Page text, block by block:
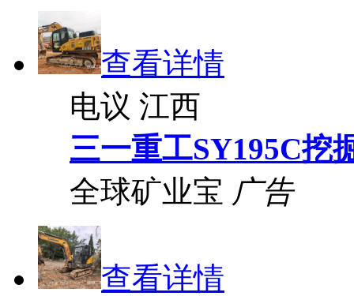
查看详情
电议 江西
三一重工SY195C挖
全球矿业宝 广告
查看详情